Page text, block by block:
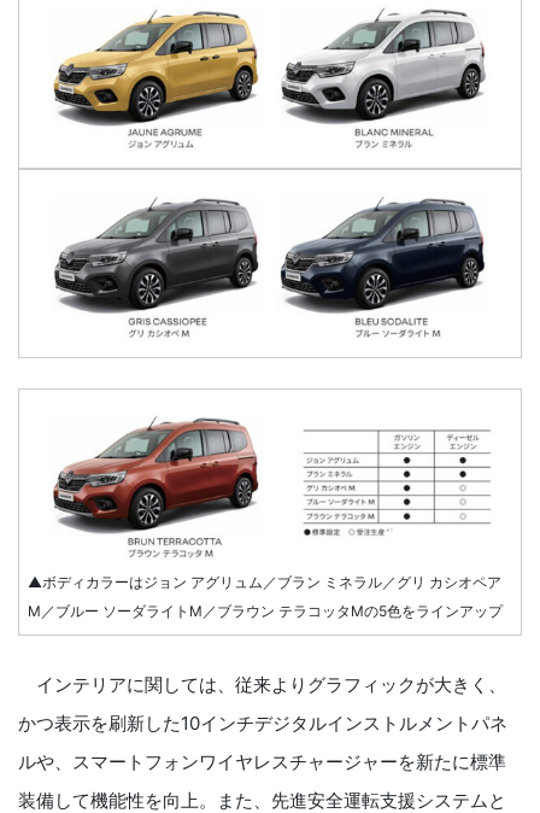
▲ボディカラーはジョン アグリュム／ブラン ミネラル／グリ カシオペア
M／ブルー ソーダライトM／ブラウン テラコッタMの5色をラインアップ
インテリアに関しては、従来よりグラフィックが大きく、
かつ表示を刷新した10インチデジタルインストルメントパネ
ルや、スマートフォンワイヤレスチャージャーを新たに標準
装備して機能性を向上。また、先進安全運転支援システムと